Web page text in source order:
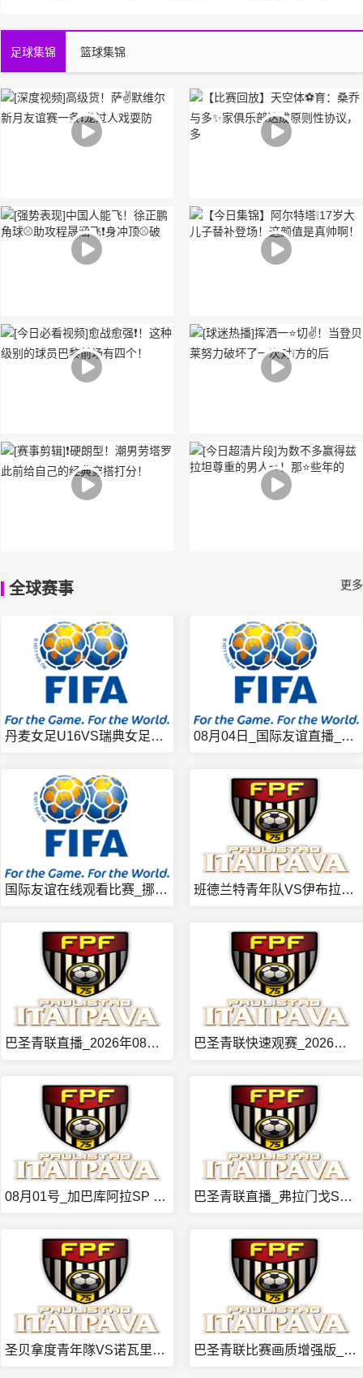
足球集锦 篮球集锦
全球赛事 更多
丹麦女足U16VS瑞典女足U16_国际友谊全网直播_08月0 08月04日_国际友谊直播_黑山U17VS阿联酋U17即时热
国际友谊在线观看比赛_挪威女足U16VS芬兰女足U16_08 班德兰特青年队VS伊布拉奇青年队_巴圣青联稳定直播_2026
巴圣青联直播_2026年08月01日_卡皮瓦里亚诺青年队VS 巴圣青联快速观赛_2026年08月01日_费罗维亚里亚青年队
08月01号_加巴库阿拉SP U20VS赦陶宁欧青年队_巴圣 巴圣青联直播_弗拉门戈SP青年队VS普丹迪青年队_弗拉门戈S
圣贝拿度青年隊VS诺瓦里桑蒂诺青年队球赛合集_圣贝拿度青年隊 巴圣青联比赛画质增强版_里菲伦斯青年队VS瓜拉尼青年队_08